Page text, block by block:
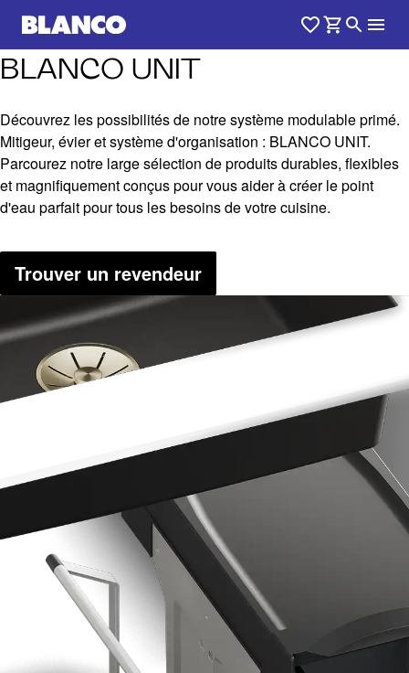
BLANCO UNIT
Découvrez les possibilités de notre système modulable primé.
Mitigeur, évier et système d'organisation : BLANCO UNIT.
Parcourez notre large sélection de produits durables, flexibles
et magnifiquement conçus pour vous aider à créer le point
d'eau parfait pour tous les besoins de votre cuisine.
Trouver un revendeur